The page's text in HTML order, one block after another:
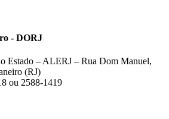
- DORJ
Estado – ALERJ – Rua Dom Manuel,
(RJ)
ou 2588-1419